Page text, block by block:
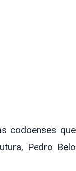
codoenses que
Pedro Belo